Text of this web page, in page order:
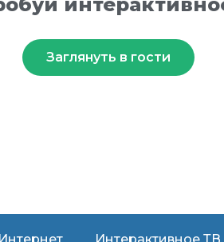
Заглянуть в гости